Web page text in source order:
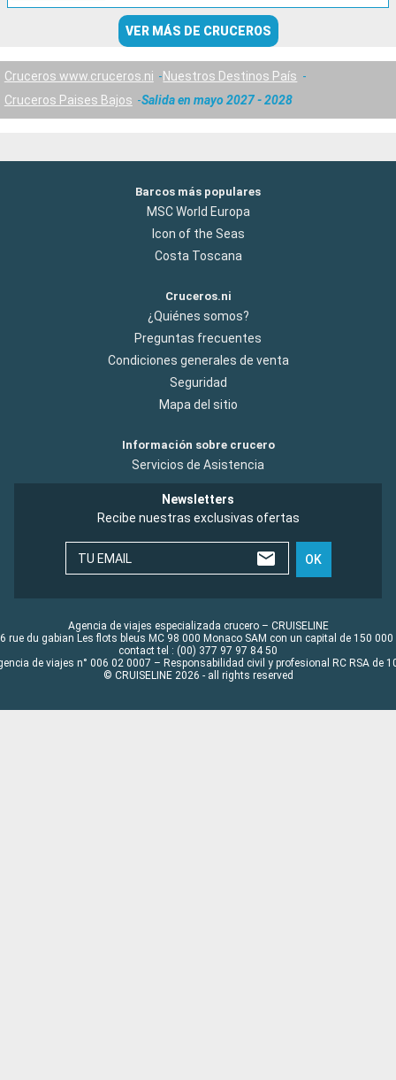
VER MÁS DE CRUCEROS
Cruceros www.cruceros.ni
Nuestros Destinos País
Cruceros Paises Bajos
Salida en mayo 2027 - 2028
Barcos más populares
MSC World Europa
Icon of the Seas
Costa Toscana
Cruceros.ni
¿Quiénes somos?
Preguntas frecuentes
Condiciones generales de venta
Seguridad
Mapa del sitio
Información sobre crucero
Servicios de Asistencia
Newsletters
Recibe nuestras exclusivas ofertas
TU EMAIL OK
Agencia de viajes especializada crucero – CRUISELINE
rue du gabian Les flots bleus MC 98 000 Monaco SAM con un capital de 150 000
contact tel : (00) 377 97 97 84 50
de viajes n° 006 02 0007 – Responsabilidad civil y profesional RC RSA de
© CRUISELINE 2026 - all rights reserved